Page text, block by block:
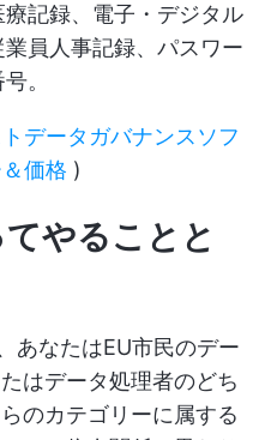
記録、電子・デジタル
員人事記録、パスワー
。
データガバナンスソフ
価格 )
やることと
あなたはEU市民のデー
はデータ処理者のどち
のカテゴリーに属する